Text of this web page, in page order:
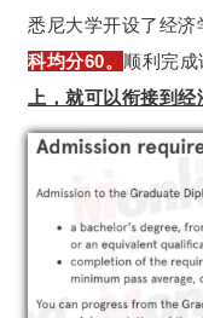
悉尼大学开设了经济
科均分60。 顺利完
上，就可以衔接到